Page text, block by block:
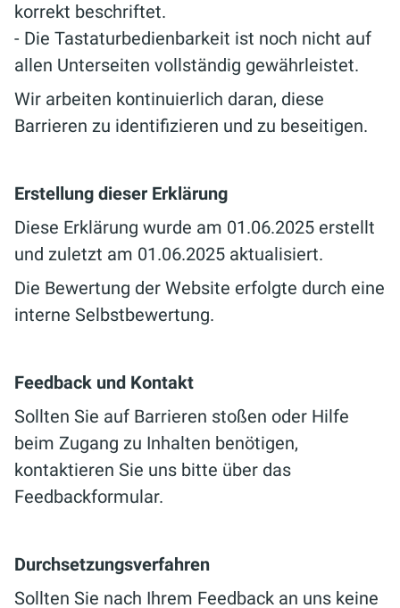
korrekt beschriftet.
- Die Tastaturbedienbarkeit ist noch nicht auf
allen Unterseiten vollständig gewährleistet.
Wir arbeiten kontinuierlich daran, diese
Barrieren zu identifizieren und zu beseitigen.
Erstellung dieser Erklärung
Diese Erklärung wurde am 01.06.2025 erstellt
und zuletzt am 01.06.2025 aktualisiert.
Die Bewertung der Website erfolgte durch eine
interne Selbstbewertung.
Feedback und Kontakt
Sollten Sie auf Barrieren stoßen oder Hilfe
beim Zugang zu Inhalten benötigen,
kontaktieren Sie uns bitte über das
Feedbackformular.
Durchsetzungsverfahren
Sollten Sie nach Ihrem Feedback an uns keine